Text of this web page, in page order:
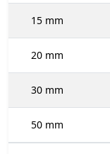
15 mm
20 mm
30 mm
50 mm